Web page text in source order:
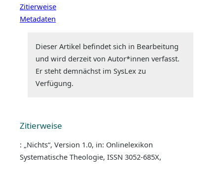
Zitierweise
Metadaten
Dieser Artikel befindet sich in Bearbeitung
und wird derzeit von Autor*innen verfasst.
Er steht demnächst im SysLex zu
Verfügung.
Zitierweise
: „Nichts“, Version 1.0, in: Onlinelexikon
Systematische Theologie, ISSN 3052-685X,